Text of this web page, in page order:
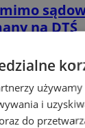
na DTŚ
i
do